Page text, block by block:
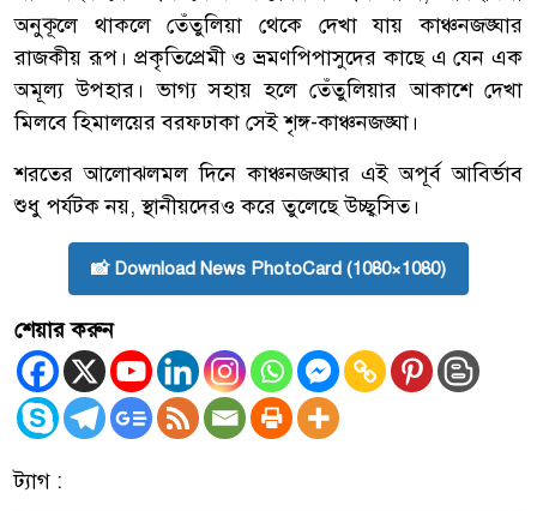
অনুকূলে থাকলে তেঁতুলিয়া থেকে দেখা যায় কাঞ্চনজঙ্ঘার
রাজকীয় রূপ। প্রকৃতিপ্রেমী ও ভ্রমণপিপাসুদের কাছে এ যেন এক
অমূল্য উপহার। ভাগ্য সহায় হলে তেঁতুলিয়ার আকাশে দেখা
মিলবে হিমালয়ের বরফঢাকা সেই শৃঙ্গ-কাঞ্চনজঙ্ঘা।
শরতের আলোঝলমল দিনে কাঞ্চনজঙ্ঘার এই অপূর্ব আবির্ভাব
শুধু পর্যটক নয়, স্থানীয়দেরও করে তুলেছে উচ্ছ্বসিত।
📸 Download News PhotoCard (1080×1080)
শেয়ার করুন
ট্যাগ :